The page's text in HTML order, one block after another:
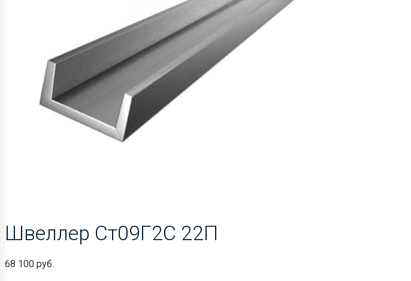
Швеллер Ст09Г2С 22П
68 100 руб.